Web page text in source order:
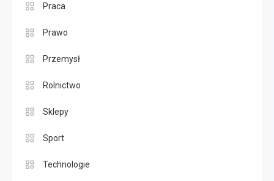
Praca
Prawo
Przemysł
Rolnictwo
Sklepy
Sport
Technologie